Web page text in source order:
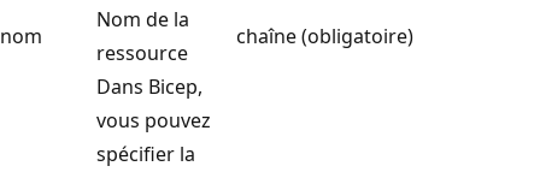
nom
Nom de la
ressource
chaîne (obligatoire)
Dans Bicep,
vous pouvez
spécifier la